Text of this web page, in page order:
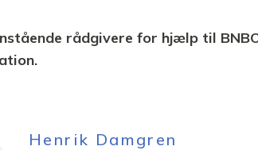
rådgivere for hjælp til
Henrik Damgren